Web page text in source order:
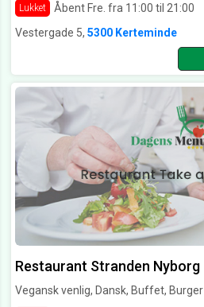
Lukket
Åbent Fre. fra 11:00 til 21:00
Vestergade 5, 5300 Kerteminde
Restaurant Stranden Nyborg
Vegansk venlig, Dansk, Buffet, Burger